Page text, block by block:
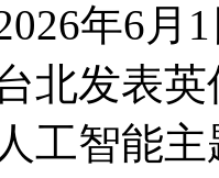
年6月1
北发表
工智能